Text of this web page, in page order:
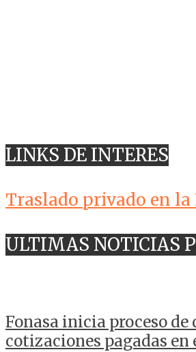
LINKS DE INTERES
Traslado privado en la
ULTIMAS NOTICIAS
Fonasa inicia proceso de
cotizaciones pagadas en